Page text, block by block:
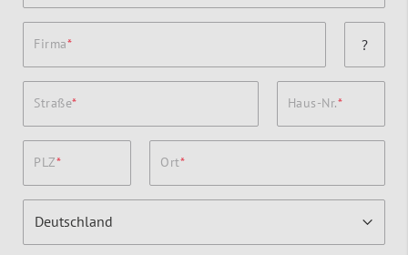
Firma ?
Straße Haus-Nr.
PLZ Ort